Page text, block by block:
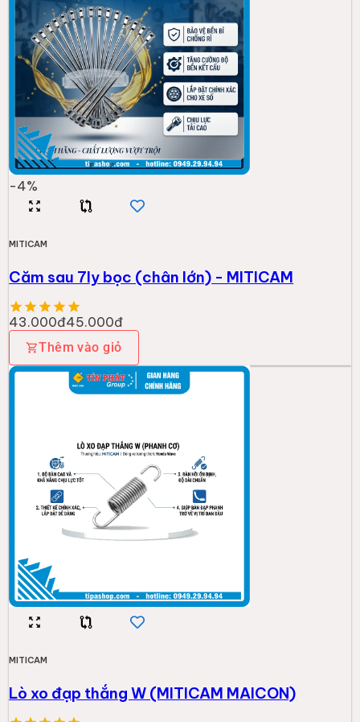
-4%
MITICAM
Căm sau 7ly bọc (chân lớn) - MITICAM
43.000đ45.000đ
Thêm vào giỏ
MITICAM
Lò xo đạp thắng W (MITICAM MAICON)